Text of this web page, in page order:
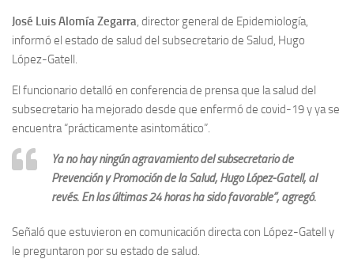
José Luis Alomía Zegarra, director general de Epidemiología,
informó el estado de salud del subsecretario de Salud, Hugo
López-Gatell.
El funcionario detalló en conferencia de prensa que la salud del
subsecretario ha mejorado desde que enfermó de covid-19 y ya se
encuentra “prácticamente asintomático”.
Ya no hay ningún agravamiento del subsecretario de
Prevención y Promoción de la Salud, Hugo López-Gatell, al
revés. En las últimas 24 horas ha sido favorable”, agregó.
Señaló que estuvieron en comunicación directa con López-Gatell y
le preguntaron por su estado de salud.